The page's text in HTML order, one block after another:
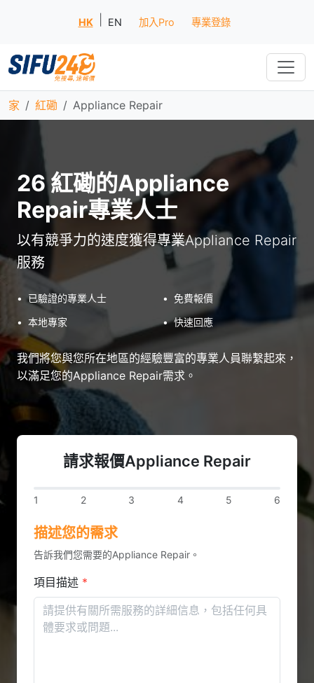
HK EN 加入Pro 專業登錄
家 紅磡 Appliance Repair
26 紅磡的Appliance
Repair專業人士
以有競爭力的速度獲得專業Appliance Repair
服務
• 已驗證的專業人士 • 免費報價
• 本地專家 • 快速回應
我們將您與您所在地區的經驗豐富的專業人員聯繫起來，
以滿足您的Appliance Repair需求。
請求報價Appliance Repair
1 2 3 4 5 6
描述您的需求
告訴我們您需要的Appliance Repair。
項目描述 *